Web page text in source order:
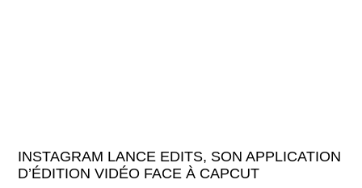
INSTAGRAM LANCE EDITS, SON APPLICATION
D’ÉDITION VIDÉO FACE À CAPCUT